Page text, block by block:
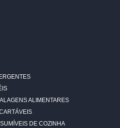
ALIMENTARES
DE COZINHA